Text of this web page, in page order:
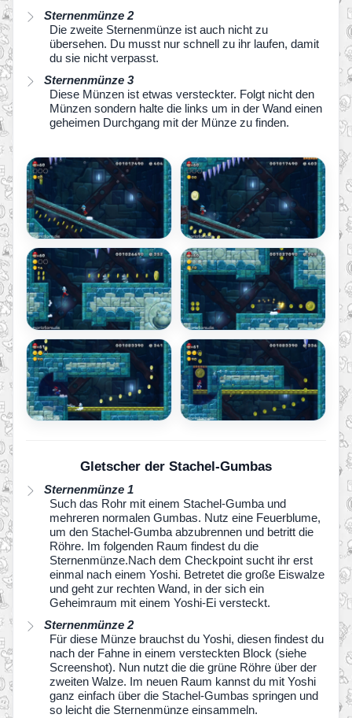
Sternenmünze 2
Die zweite Sternenmünze ist auch nicht zu
übersehen. Du musst nur schnell zu ihr laufen, damit
du sie nicht verpasst.
Sternenmünze 3
Diese Münzen ist etwas versteckter. Folgt nicht den
Münzen sondern halte die links um in der Wand einen
geheimen Durchgang mit der Münze zu finden.
Gletscher der Stachel-Gumbas
Sternenmünze 1
Such das Rohr mit einem Stachel-Gumba und
mehreren normalen Gumbas. Nutz eine Feuerblume,
um den Stachel-Gumba abzubrennen und betritt die
Röhre. Im folgenden Raum findest du die
Sternenmünze.Nach dem Checkpoint sucht ihr erst
einmal nach einem Yoshi. Betretet die große Eiswalze
und geht zur rechten Wand, in der sich ein
Geheimraum mit einem Yoshi-Ei versteckt.
Sternenmünze 2
Für diese Münze brauchst du Yoshi, diesen findest du
nach der Fahne in einem versteckten Block (siehe
Screenshot). Nun nutzt die die grüne Röhre über der
zweiten Walze. Im neuen Raum kannst du mit Yoshi
ganz einfach über die Stachel-Gumbas springen und
so leicht die Sternenmünze einsammeln.